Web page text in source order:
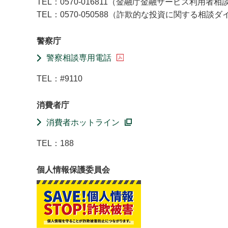
TEL：0570-016811（金融庁金融サービス利用者相談
TEL：0570-050588（詐欺的な投資に関する相談ダ
警察庁
警察相談専用電話
TEL：#9110
消費者庁
消費者ホットライン
TEL：188
個人情報保護委員会